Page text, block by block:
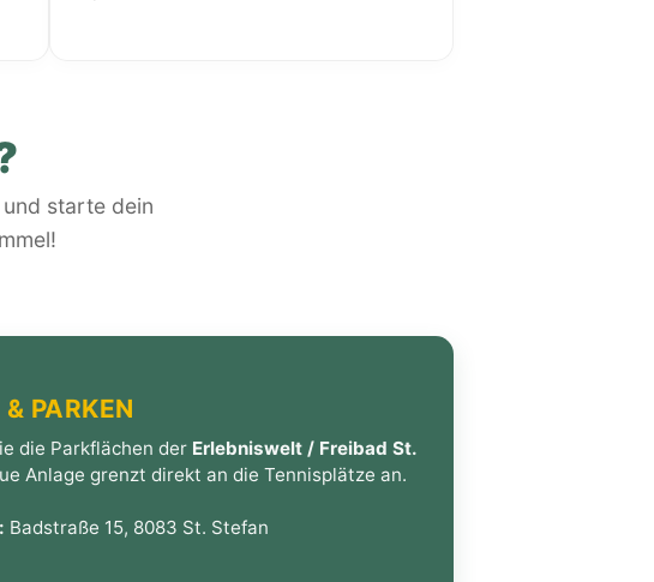
starte dein
PARKEN
die Parkflächen der Erlebniswelt / Freibad St.
Anlage grenzt direkt an die Tennisplätze an.
Badstraße 15, 8083 St. Stefan